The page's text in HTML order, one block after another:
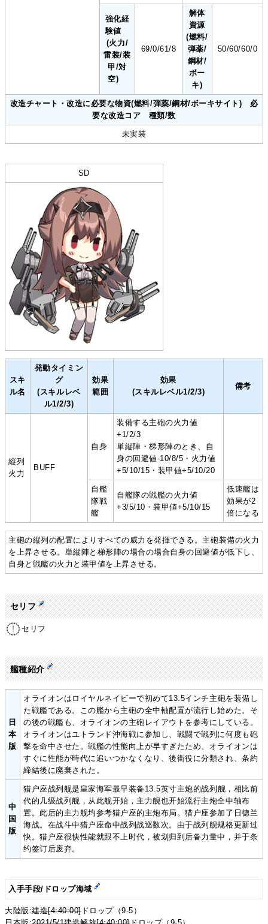
強化経
験値
(火力/
雷装/装
甲/対
空)
69/0/61/8
解体
資源
(燃料/
弾薬/
鋼材/
ボー
キ)
50/60/60/0
改造チャート・改造に必要な物資(燃料/弾薬/鋼材/ボーキサイト) 必
要な改造コア 種類/数
未実装
SD
スキ
ル名
発動タイミン
グ
(スキルレベ
ル1/2/3)
効果
範囲
効果
(スキルレベル1/2/3)
備考
縦列
火力
BUFF
自身
装備する主砲の火力値
+1/2/3
単縦陣・梯形陣のとき、自
身の回避値-10/8/5・火力値
+5/10/15・装甲値+5/10/20
自艦
隊戦
艦
自艦隊の戦艦の火力値
+3/5/10・装甲値+5/10/15
低速艦は
効果が2
倍になる
主砲の縦列の配置によりすべての威力を発揮できる。主砲装備の火力
を上昇させる。単縦陣と梯形陣の場合の場合自身の回避値が低下し、
自身と戦艦の火力と装甲値を上昇させる。
セリフ
セリフ
艦種紹介
日
本
版
オライオンはロイヤルネイビーで初めて13.5インチ主砲を装備し
た戦艦である。この艦から主砲の全中軸配置が流行し始めた。そ
の後の戦艦も、オライオンの主砲レイアウトを参考にしている。
オライオンはユトランド沖海戦に参加し、戦闘で戦列に何度も砲
撃を命中させた。戦艦の性能向上が早すぎたため、オライオンは
すぐに性能が時代に追いつかなくなり、後衛役に分類され、条約
締結後に廃棄された。
中
国
版
猎户座战列舰是皇家海军最早装备13.5英寸主炮的战列舰，相比前
代的几级战列舰，从此舰开始，主力舰也开始流行主炮全中轴布
置。此后的主力舰均参考猎户座的主炮布局。猎户座参加了日德兰
海战。在战斗中猎户座命中战列战巡数次。由于战列舰规格更新过
快。猎户座很快性能就跟不上时代，被划归到后备力量中，并于条
约签订后废弃。
入手手段/ドロップ海域
大陸版:建造[4:40:00]ドロップ（9-5）